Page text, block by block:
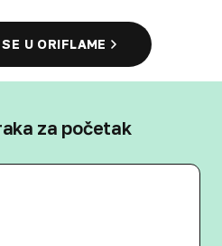
U ORIFLAME
za početak